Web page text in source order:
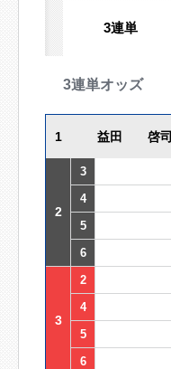
3連単
3連単オッズ
1 益田 啓司
2
3
4
5
6
3
2
4
5
6